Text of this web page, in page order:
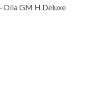
· Olla GM H Deluxe